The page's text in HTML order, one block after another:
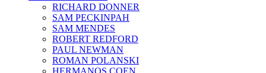
RICHARD DONNER
SAM PECKINPAH
SAM MENDES
ROBERT REDFORD
PAUL NEWMAN
ROMAN POLANSKI
HERMANOS COEN